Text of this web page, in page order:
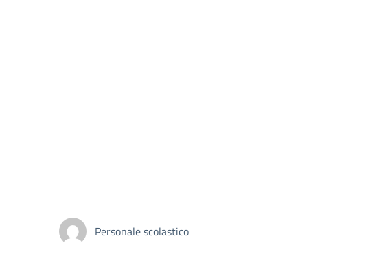
Personale scolastico